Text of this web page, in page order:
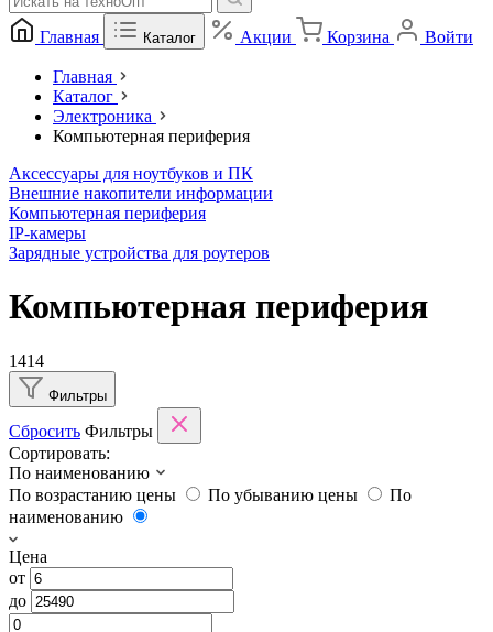
Главная Каталог Акции Корзина Войти
Главная
Каталог
Электроника
Компьютерная периферия
Аксессуары для ноутбуков и ПК
Внешние накопители информации
Компьютерная периферия
IP-камеры
Зарядные устройства для роутеров
Компьютерная периферия
1414
Фильтры
Сбросить Фильтры
Сортировать:
По наименованию
По возрастанию цены
По убыванию цены
По
наименованию
Цена
от
до